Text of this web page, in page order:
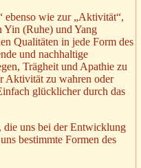
ebenso wie zur „Aktivität“,
Yin (Ruhe) und Yang
Qualitäten in jede Form des
und nachhaltige
Trägheit und Apathie zu
Aktivität zu wahren oder
glücklicher durch das
die uns bei der Entwicklung
bestimmte Formen des